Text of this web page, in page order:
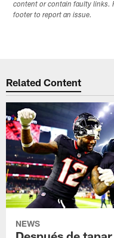
content or contain faulty links.
footer to report an issue.
Related Content
NEWS